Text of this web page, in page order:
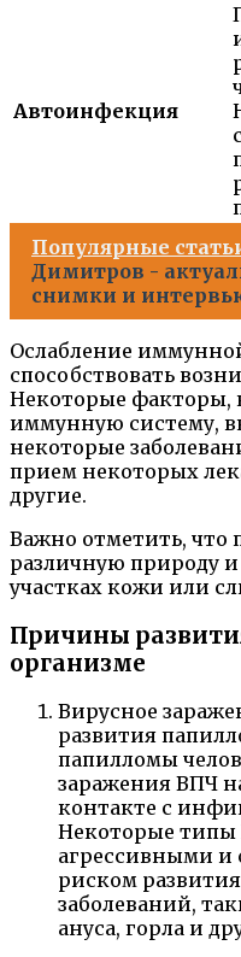
Автоинфекция
Популярные
Димитров -
снимки и
Ослабление
способствовать
Некоторые факторы,
иммунную систему,
некоторые
прием некоторых
другие.
Важно отметить, что
различную природу
участках кожи или
Причины
организме
Вирусное
развития
папилломы
заражения ВПЧ
контакте с
Некоторые типы
агрессивными
риском
заболеваний,
ануса, горла и